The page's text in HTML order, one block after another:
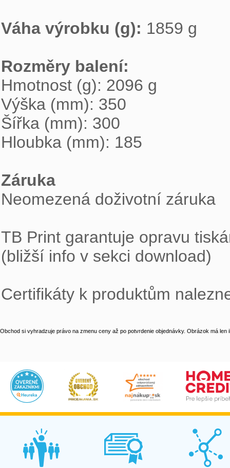
Váha výrobku (g): 1859 g
Rozměry balení:
Hmotnost (g): 2096 g
Výška (mm): 350
Šířka (mm): 300
Hloubka (mm): 185
Záruka
Neomezená doživotní záruka
TB Print garantuje opravu
(bližší info v sekci download)
Certifikáty k produktům
Obchod si vyhradzuje právo na zmenu ceny až po potvrdenie objednávky. Obrázok má len